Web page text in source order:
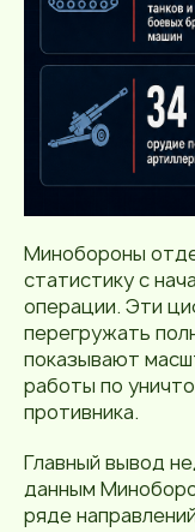
Минобороны
статистику с
операции. Эти
перегружать
показывают
работы по
противника.
Главный вывод
данным
ряде